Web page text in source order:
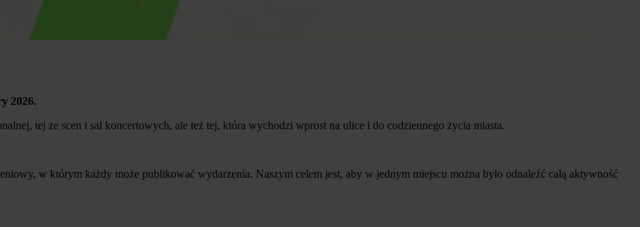
2026.
tej ze scen i sal koncertowych, ale też tej, która wychodzi wprost na ulice i do codziennego życia miasta.
w którym każdy może publikować wydarzenia. Naszym celem jest, aby w jednym miejscu można było odnaleźć całą aktywność